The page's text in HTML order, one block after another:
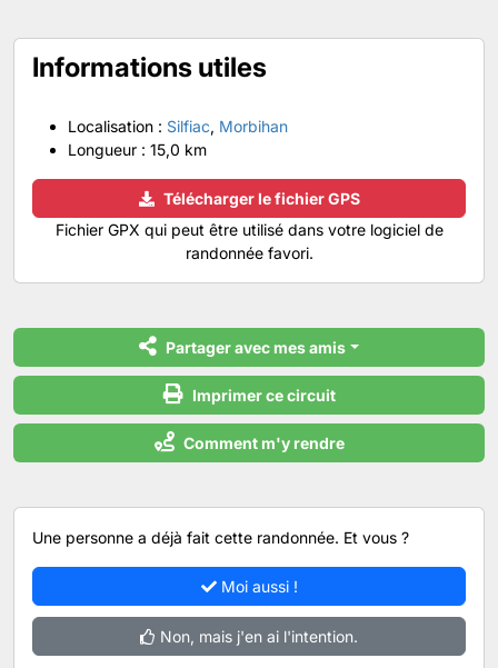
Informations utiles
Localisation : Silfiac, Morbihan
Longueur : 15,0 km
Télécharger le fichier GPS
Fichier GPX qui peut être utilisé dans votre logiciel de
randonnée favori.
Partager avec mes amis
Imprimer ce circuit
Comment m'y rendre
Une personne a déjà fait cette randonnée. Et vous ?
Moi aussi !
Non, mais j'en ai l'intention.